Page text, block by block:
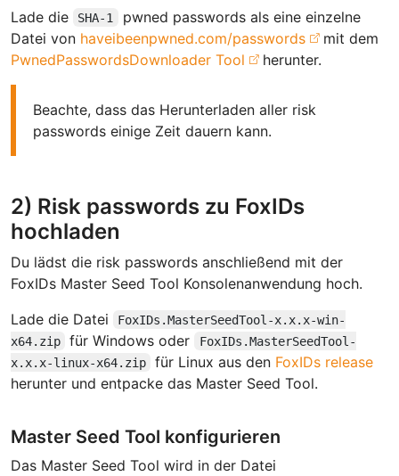
Lade die SHA-1
pwned passwords als eine einzelne
Datei von haveibeenpwned.com/passwords
mit dem
PwnedPasswordsDownloader Tool
herunter.
Beachte, dass das Herunterladen aller risk
passwords einige Zeit dauern kann.
2) Risk passwords zu FoxIDs
hochladen
Du lädst die risk passwords anschließend mit der
FoxIDs Master Seed Tool Konsolenanwendung hoch.
Lade die Datei
FoxIDs.MasterSeedTool-x.x.x-win-
x64.zip
für Windows oder
FoxIDs.MasterSeedTool-
x.x.x-linux-x64.zip
für Linux aus den FoxIDs release
herunter und entpacke das Master Seed Tool.
Master Seed Tool konfigurieren
Das Master Seed Tool wird in der Datei